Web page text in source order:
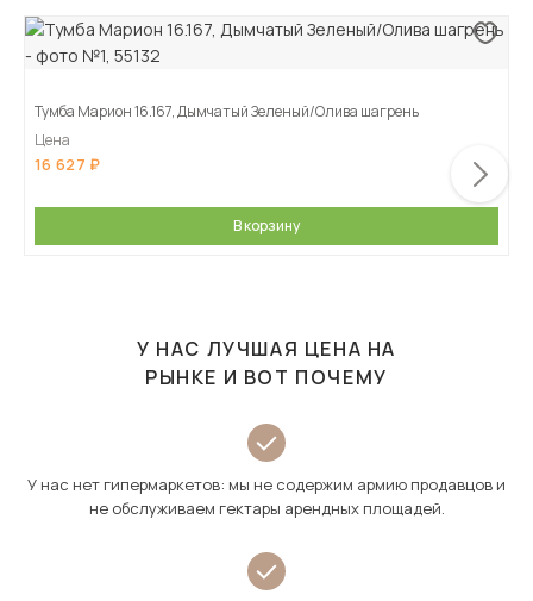
Тумба Марион 16.167, Дымчатый Зеленый/Олива шагрень
Цена
16 627
В корзину
У НАС ЛУЧШАЯ ЦЕНА НА
РЫНКЕ И ВОТ ПОЧЕМУ
У нас нет гипермаркетов: мы не содержим армию продавцов и
не обслуживаем гектары арендных площадей.